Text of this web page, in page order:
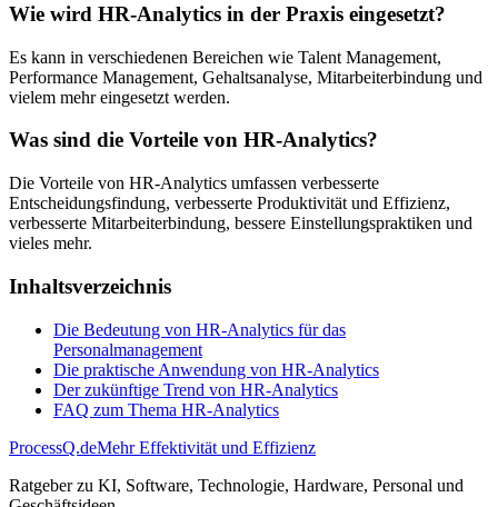
Wie wird HR-Analytics in der Praxis eingesetzt?
Es kann in verschiedenen Bereichen wie Talent Management,
Performance Management, Gehaltsanalyse, Mitarbeiterbindung und
vielem mehr eingesetzt werden.
Was sind die Vorteile von HR-Analytics?
Die Vorteile von HR-Analytics umfassen verbesserte
Entscheidungsfindung, verbesserte Produktivität und Effizienz,
verbesserte Mitarbeiterbindung, bessere Einstellungspraktiken und
vieles mehr.
Inhaltsverzeichnis
Die Bedeutung von HR-Analytics für das
Personalmanagement
Die praktische Anwendung von HR-Analytics
Der zukünftige Trend von HR-Analytics
FAQ zum Thema HR-Analytics
ProcessQ.deMehr Effektivität und Effizienz
Ratgeber zu KI, Software, Technologie, Hardware, Personal und